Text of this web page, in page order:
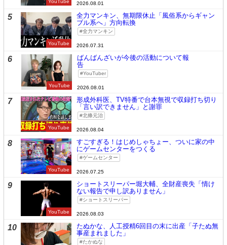
2026.08.01
5
YouTube
全力マンキン、無期限休止「風俗系からギャン
ブル系へ」方向転換
全力マンキン
2026.07.31
6
YouTube
ばんばんざいが今後の活動について報
告
YouTuber
2026.08.01
7
YouTube
形成外科医、TV特番で台本無視で収録打ち切り
「言い訳できません」と謝罪
北條元治
2026.08.04
8
YouTube
すごすぎる！はじめしゃちょー、ついに家の中
にゲームセンターをつくる
ゲームセンター
2026.07.25
9
YouTube
ショートスリーパー堀大輔、全財産喪失「情け
ない報告で申し訳ありません」
ショートスリーパー
2026.08.03
10
たぬかな、人工授精6回目の末に出産「子たぬ無
事産まれました」
たかぬな